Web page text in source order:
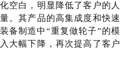
空白，明显降低了客户的人
。其产品的高集成度和快速
备制造中“重复做轮子”的模
大幅下降，再次提高了客户